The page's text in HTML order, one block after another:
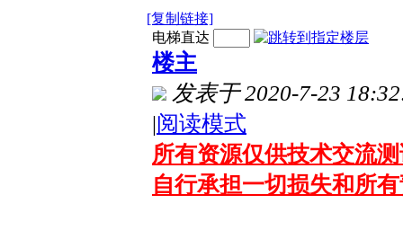
[复制链接]
电梯直达
楼主
发表于 2020-7-23
|阅读模式
所有资源仅供技术交流
自行承担一切损失和所